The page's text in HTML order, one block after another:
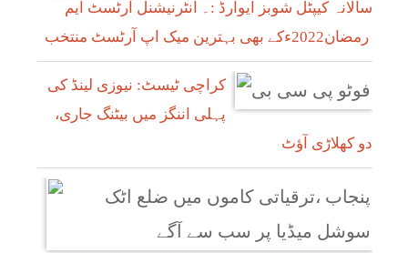
سالانہ کیپٹل شوبز ایوارڈ :۔ انٹرنیشنل آرٹسٹ ایم
کراچی ٹیسٹ: نیوزی لینڈ کی
پہلی اننگز میں بیٹنگ جاری،
دو کھلاڑی آؤٹ